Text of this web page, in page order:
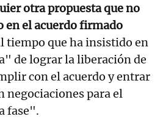
otra propuesta que no
en el acuerdo firmado
tiempo que ha insistido en
de lograr la liberación de
con el acuerdo y entrar
negociaciones para el
fase".